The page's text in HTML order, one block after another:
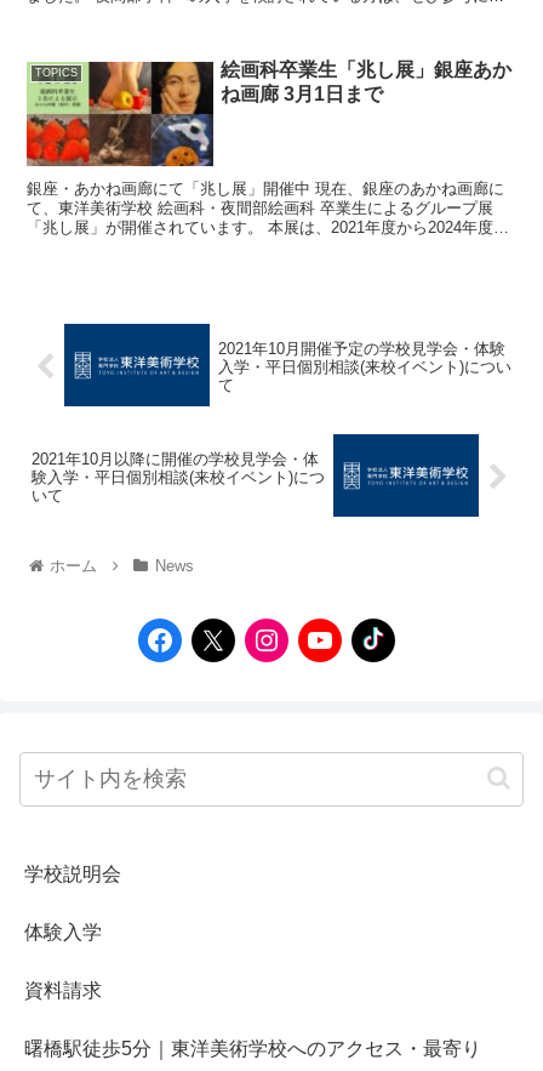
TOPICS
絵画科卒業生「兆し展」銀座あか
ね画廊 3月1日まで
銀座・あかね画廊にて「兆し展」開催中 現在、銀座のあかね画廊に
て、東洋美術学校 絵画科・夜間部絵画科 卒業生によるグループ展
「兆し展」が開催されています。 本展は、2021年度から2024年度ま
2021年10月開催予定の学校見学会・体験
入学・平日個別相談(来校イベント)につい
て
2021年10月以降に開催の学校見学会・体
験入学・平日個別相談(来校イベント)につ
いて
ホーム News
学校説明会
体験入学
資料請求
曙橋駅徒歩5分｜東洋美術学校へのアクセス・最寄り